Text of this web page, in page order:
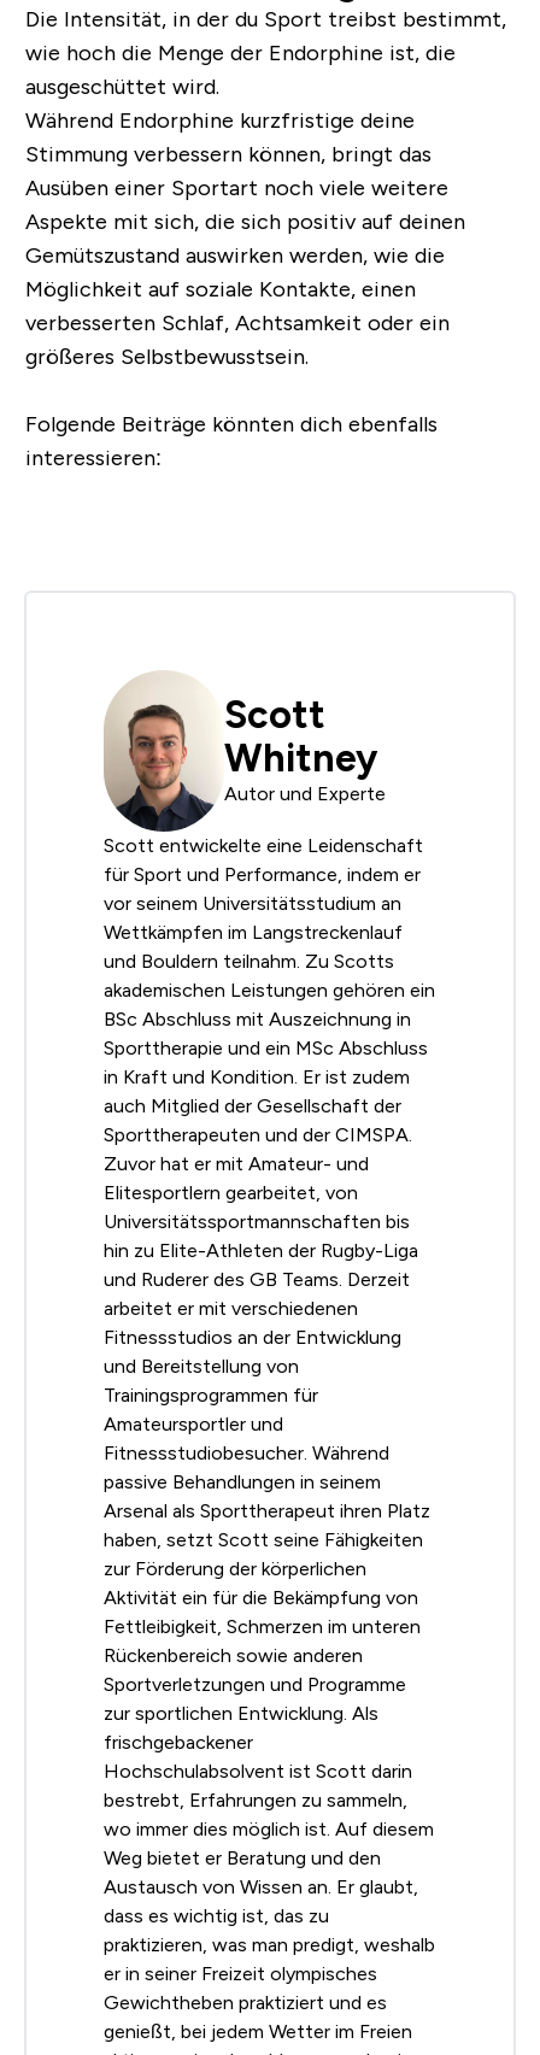
Die Intensität, in der du Sport treibst bestimmt,
wie hoch die Menge der Endorphine ist, die
ausgeschüttet wird.
Während Endorphine kurzfristige deine
Stimmung verbessern können, bringt das
Ausüben einer Sportart noch viele weitere
Aspekte mit sich, die sich positiv auf deinen
Gemütszustand auswirken werden, wie die
Möglichkeit auf soziale Kontakte, einen
verbesserten Schlaf, Achtsamkeit oder ein
größeres Selbstbewusstsein.
Folgende Beiträge könnten dich ebenfalls
interessieren:
Scott
Whitney
Autor und Experte
Scott entwickelte eine Leidenschaft
für Sport und Performance, indem er
vor seinem Universitätsstudium an
Wettkämpfen im Langstreckenlauf
und Bouldern teilnahm. Zu Scotts
akademischen Leistungen gehören ein
BSc Abschluss mit Auszeichnung in
Sporttherapie und ein MSc Abschluss
in Kraft und Kondition. Er ist zudem
auch Mitglied der Gesellschaft der
Sporttherapeuten und der CIMSPA.
Zuvor hat er mit Amateur- und
Elitesportlern gearbeitet, von
Universitätssportmannschaften bis
hin zu Elite-Athleten der Rugby-Liga
und Ruderer des GB Teams. Derzeit
arbeitet er mit verschiedenen
Fitnessstudios an der Entwicklung
und Bereitstellung von
Trainingsprogrammen für
Amateursportler und
Fitnessstudiobesucher. Während
passive Behandlungen in seinem
Arsenal als Sporttherapeut ihren Platz
haben, setzt Scott seine Fähigkeiten
zur Förderung der körperlichen
Aktivität ein für die Bekämpfung von
Fettleibigkeit, Schmerzen im unteren
Rückenbereich sowie anderen
Sportverletzungen und Programme
zur sportlichen Entwicklung. Als
frischgebackener
Hochschulabsolvent ist Scott darin
bestrebt, Erfahrungen zu sammeln,
wo immer dies möglich ist. Auf diesem
Weg bietet er Beratung und den
Austausch von Wissen an. Er glaubt,
dass es wichtig ist, das zu
praktizieren, was man predigt, weshalb
er in seiner Freizeit olympisches
Gewichtheben praktiziert und es
genießt, bei jedem Wetter im Freien